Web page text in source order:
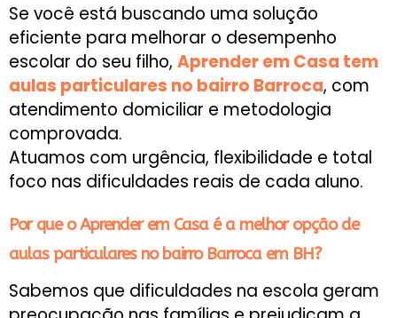
Se você está buscando uma solução
eficiente para melhorar o desempenho
escolar do seu filho, Aprender em Casa tem
aulas particulares no bairro Barroca, com
atendimento domiciliar e metodologia
comprovada.
Atuamos com urgência, flexibilidade e total
foco nas dificuldades reais de cada aluno.
Por que o Aprender em Casa é a melhor opção de
aulas particulares no bairro Barroca em BH?
Sabemos que dificuldades na escola geram